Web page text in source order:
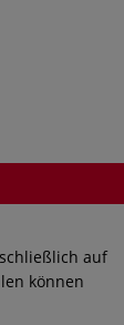
auf
können